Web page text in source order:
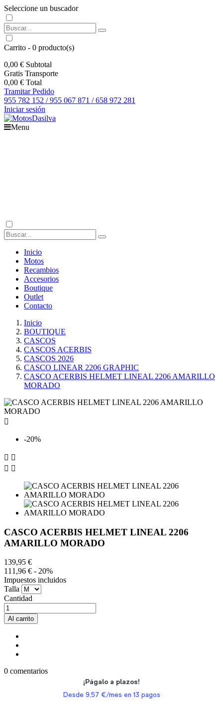
Seleccione un buscador
Carrito - 0 producto(s)
0,00 € Subtotal
Gratis Transporte
0,00 € Total
Tramitar Pedido
955 782 152 / 955 067 871 / 658 972 281
Iniciar sesión
Menu
Inicio
Motos
Recambios
Accesorios
Boutique
Outlet
Contacto
Inicio
BOUTIQUE
CASCOS
CASCOS ACERBIS
CASCOS 2026
CASCO LINEAR 2206 GRAPHIC
CASCO ACERBIS HELMET LINEAL 2206 AMARILLO
MORADO

-20%
 
 
CASCO ACERBIS HELMET LINEAL 2206
AMARILLO MORADO
139,95 €
111,96 € - 20%
Impuestos incluidos
Talla
Cantidad
Al carrito
0 comentarios